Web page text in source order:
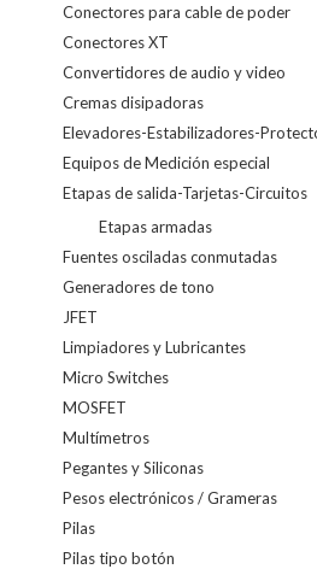
Conectores para cable de poder
Conectores XT
Convertidores de audio y video
Cremas disipadoras
Elevadores-Estabilizadores-
Equipos de Medición especial
Etapas de salida-Tarjetas-Circuitos
Etapas armadas
Fuentes osciladas conmutadas
Generadores de tono
JFET
Limpiadores y Lubricantes
Micro Switches
MOSFET
Multímetros
Pegantes y Siliconas
Pesos electrónicos / Grameras
Pilas
Pilas tipo botón